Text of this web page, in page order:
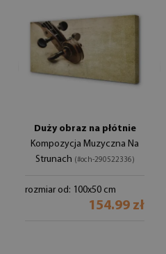
Duży obraz na płótnie
Kompozycja Muzyczna Na
Strunach (#och-290522336)
rozmiar od: 100x50 cm
154.99 zł